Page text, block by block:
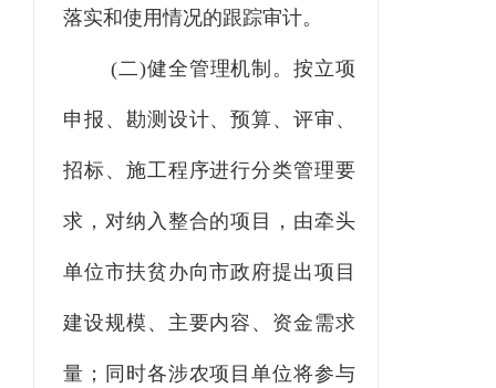
落实和使用情况的跟踪审计。
(二)健全管理机制。按立项
申报、勘测设计、预算、评审、
招标、施工程序进行分类管理要
求，对纳入整合的项目，由牵头
单位市扶贫办向市政府提出项目
建设规模、主要内容、资金需求
量；同时各涉农项目单位将参与